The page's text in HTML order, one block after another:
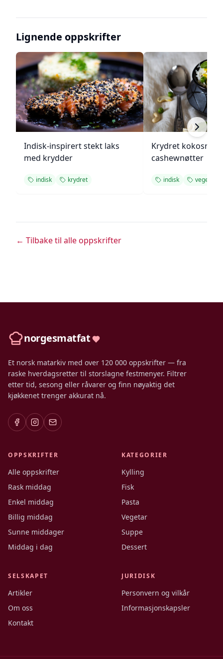
Lignende oppskrifter
Indisk-inspirert stekt laks
med krydder
indisk krydret
Krydret kokosris
cashewnøtter
indisk vegetar
← Tilbake til alle oppskrifter
norgesmatfat
Et norsk matarkiv med over 120 000 oppskrifter — fra
raske hverdagsretter til storslagne festmenyer. Filtrer
etter tid, sesong eller råvarer og finn nøyaktig det
kjøkkenet trenger akkurat nå.
OPPSKRIFTER
Alle oppskrifter
Rask middag
Enkel middag
Billig middag
Sunne middager
Middag i dag
KATEGORIER
Kylling
Fisk
Pasta
Vegetar
Suppe
Dessert
SELSKAPET
Artikler
Om oss
Kontakt
JURIDISK
Personvern og vilkår
Informasjonskapsler